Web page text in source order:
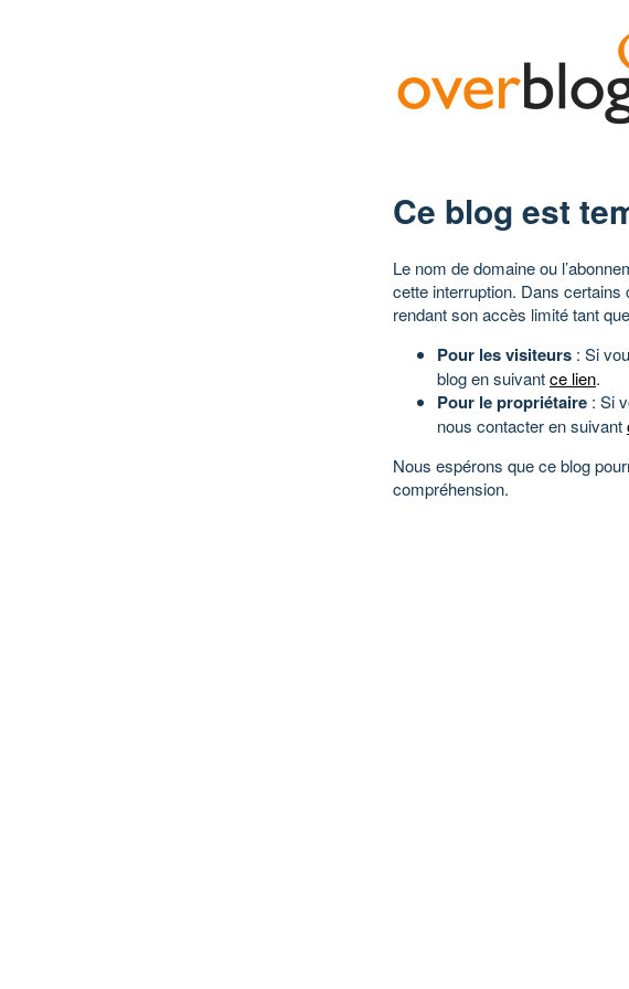
Ce blog est
Le nom de domaine ou
cette interruption. Dans
rendant son accès limité tant
Pour les visiteurs : Si
blog en suivantce lien.
Pour le propriétaire : Si
nous contacter en suivant
Nous espérons que ce blog
compréhension.